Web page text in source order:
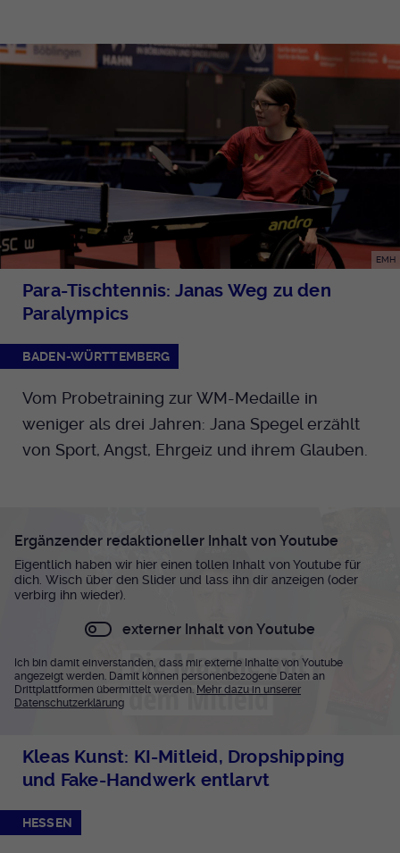
EMH
Para-Tischtennis: Janas Weg zu den
Paralympics
BADEN-WÜRTTEMBERG
Vom Probetraining zur WM-Medaille in
weniger als drei Jahren: Jana Spegel erzählt
von Sport, Angst, Ehrgeiz und ihrem Glauben.
Ergänzender redaktioneller Inhalt von Youtube
Eigentlich haben wir hier einen tollen Inhalt von Youtube für
dich. Wisch über den Slider und lass ihn dir anzeigen (oder
verbirg ihn wieder).
externer Inhalt von Youtube
Ich bin damit einverstanden, dass mir externe Inhalte von Youtube
angezeigt werden. Damit können personenbezogene Daten an
Drittplattformen übermittelt werden. Mehr dazu in unserer
Datenschutzerklärung
Kleas Kunst: KI-Mitleid, Dropshipping
und Fake-Handwerk entlarvt
HESSEN